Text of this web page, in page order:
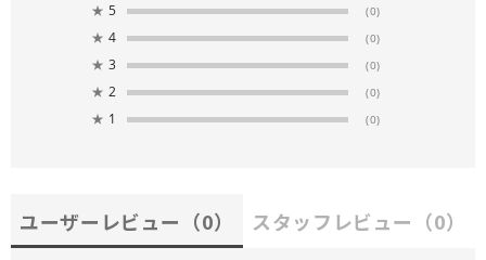
★ 5 (0)
★ 4 (0)
★ 3 (0)
★ 2 (0)
★ 1 (0)
ユーザーレビュー （0） スタッフレビュー （0）